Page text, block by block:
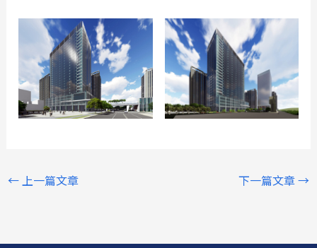
←上一篇文章 下一篇文章→